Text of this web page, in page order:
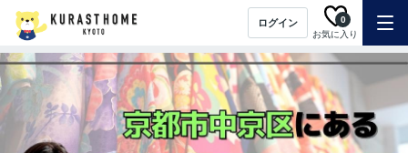
ログイン
お気に入り
0